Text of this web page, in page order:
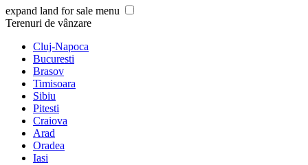
expand land for sale menu
Terenuri de vânzare
Cluj-Napoca
Bucuresti
Brasov
Timisoara
Sibiu
Pitesti
Craiova
Arad
Oradea
Iasi